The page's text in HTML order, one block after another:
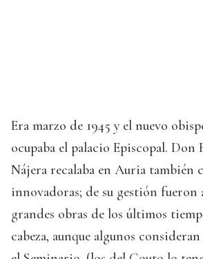
Era marzo de 1945 y el nuevo
ocupaba el palacio Episcopal. Don
Nájera recalaba en Auria también
innovadoras; de su gestión fueron
grandes obras de los últimos
cabeza, aunque algunos